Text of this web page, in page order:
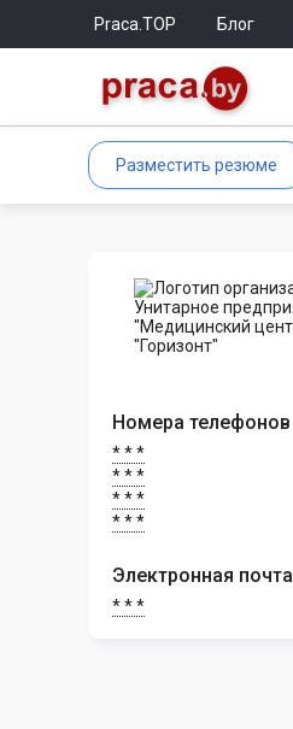
Praca.TOP Блог
Разместить резюме
Номера телефонов
* * *
* * *
* * *
* * *
Электронная почта
* * *